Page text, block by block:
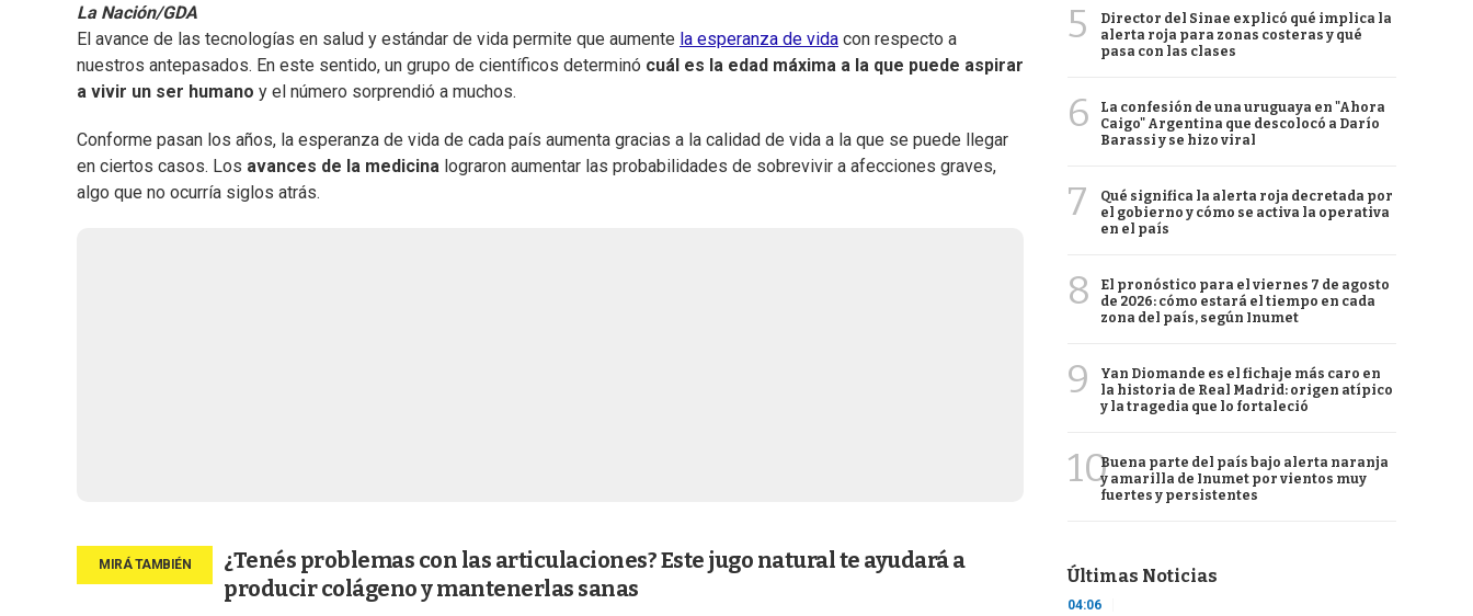
La Nación/GDA
El avance de las tecnologías en salud y estándar de vida permite que aumente la esperanza de vida con respecto a
nuestros antepasados. En este sentido, un grupo de científicos determinó cuál es la edad máxima a la que puede aspirar
a vivir un ser humano y el número sorprendió a muchos.
Conforme pasan los años, la esperanza de vida de cada país aumenta gracias a la calidad de vida a la que se puede llegar
en ciertos casos. Los avances de la medicina lograron aumentar las probabilidades de sobrevivir a afecciones graves,
algo que no ocurría siglos atrás.
¿Tenés problemas con las articulaciones? Este jugo natural te ayudará a
producir colágeno y mantenerlas sanas
5
Director del Sinae explicó qué implica la
alerta roja para zonas costeras y qué
pasa con las clases
6
La confesión de una uruguaya en "Ahora
Caigo" Argentina que descolocó a Darío
Barassi y se hizo viral
7
Qué significa la alerta roja decretada por
el gobierno y cómo se activa la operativa
en el país
8
El pronóstico para el viernes 7 de agosto
de 2026: cómo estará el tiempo en cada
zona del país, según Inumet
9
Yan Diomande es el fichaje más caro en
la historia de Real Madrid: origen atípico
y la tragedia que lo fortaleció
10Buena parte del país bajo alerta naranja
y amarilla de Inumet por vientos muy
fuertes y persistentes
Últimas Noticias
04:06